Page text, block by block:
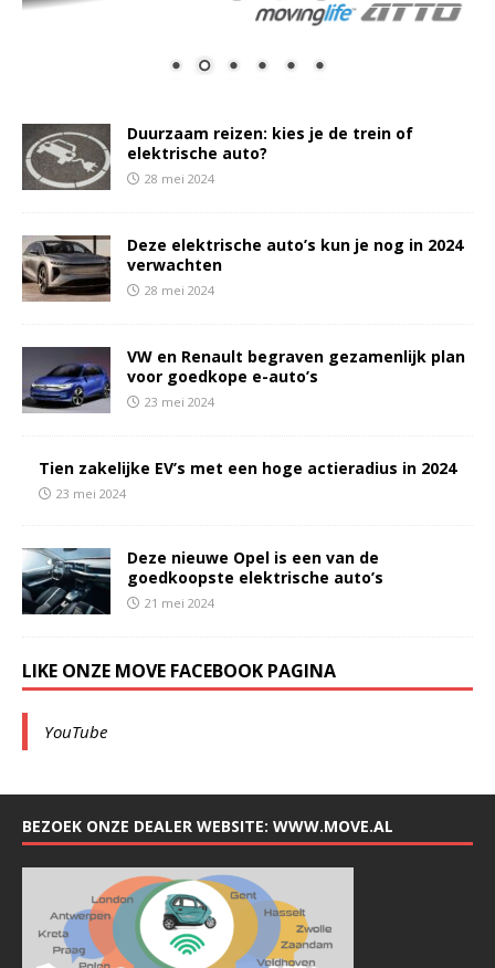
Duurzaam reizen: kies je de trein of
elektrische auto?
28 mei 2024
Deze elektrische auto’s kun je nog in 2024
verwachten
28 mei 2024
VW en Renault begraven gezamenlijk plan
voor goedkope e-auto’s
23 mei 2024
Tien zakelijke EV’s met een hoge actieradius in 2024
23 mei 2024
Deze nieuwe Opel is een van de
goedkoopste elektrische auto’s
21 mei 2024
LIKE ONZE MOVE FACEBOOK PAGINA
YouTube
BEZOEK ONZE DEALER WEBSITE: WWW.MOVE.AL